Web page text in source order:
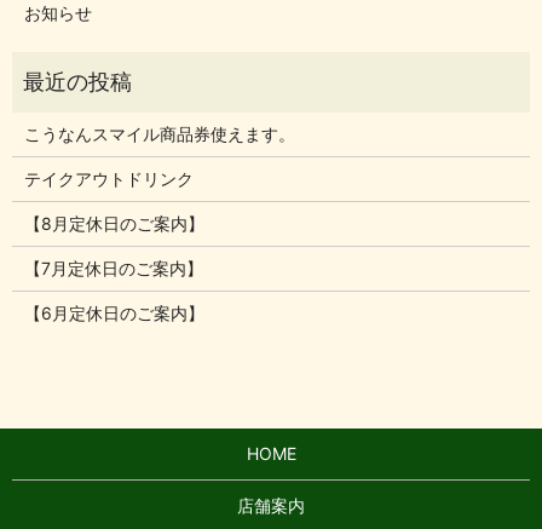
お知らせ
こうなんスマイル商品券使えます。
テイクアウトドリンク
【8月定休日のご案内】
【7月定休日のご案内】
【6月定休日のご案内】
HOME
店舗案内